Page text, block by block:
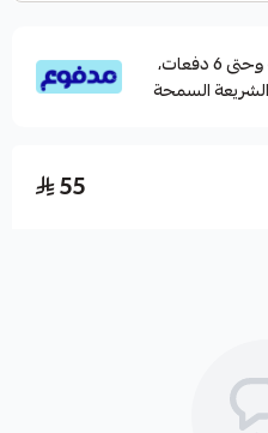
الزائد.قسم دفعاتك بطريقة ميسرة إلى 4 وحتى 6 دفعات،
السمحة
55